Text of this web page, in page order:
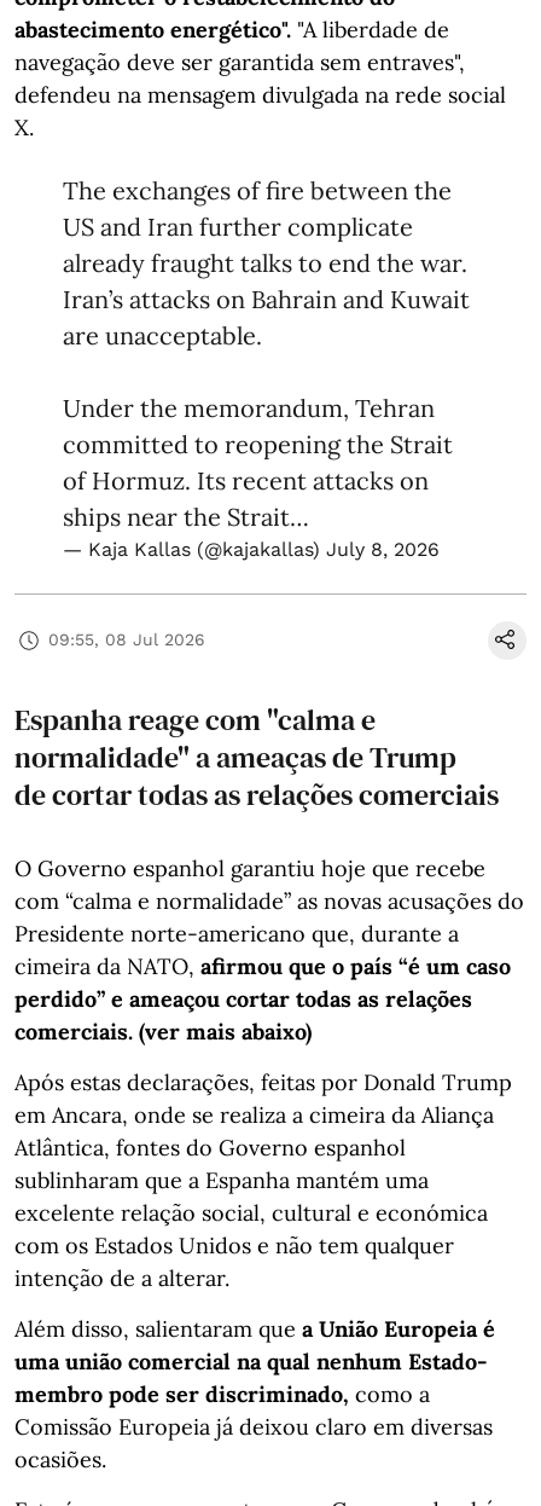
abastecimento energético". "A liberdade de
navegação deve ser garantida sem entraves",
defendeu na mensagem divulgada na rede social
X.
The exchanges of fire between the
US and Iran further complicate
already fraught talks to end the war.
Iran’s attacks on Bahrain and Kuwait
are unacceptable.
Under the memorandum, Tehran
committed to reopening the Strait
of Hormuz. Its recent attacks on
ships near the Strait…
— Kaja Kallas (@kajakallas) July 8, 2026
09:55, 08 Jul 2026
Espanha reage com "calma e
normalidade" a ameaças de Trump
de cortar todas as relações comerciais
O Governo espanhol garantiu hoje que recebe
com “calma e normalidade” as novas acusações do
Presidente norte-americano que, durante a
cimeira da NATO, afirmou que o país “é um caso
perdido” e ameaçou cortar todas as relações
comerciais. (ver mais abaixo)
Após estas declarações, feitas por Donald Trump
em Ancara, onde se realiza a cimeira da Aliança
Atlântica, fontes do Governo espanhol
sublinharam que a Espanha mantém uma
excelente relação social, cultural e económica
com os Estados Unidos e não tem qualquer
intenção de a alterar.
Além disso, salientaram que a União Europeia é
uma união comercial na qual nenhum Estado-
membro pode ser discriminado, como a
Comissão Europeia já deixou claro em diversas
ocasiões.